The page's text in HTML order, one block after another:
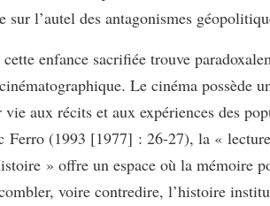
sur l’autel des antagonismes
enfance sacrifiée trouve
Le cinéma possède
aux récits et aux expériences des
Ferro (1993 [1977] : 26-27), la «
» offre un espace où la mémoire
voire contredire, l’histoire